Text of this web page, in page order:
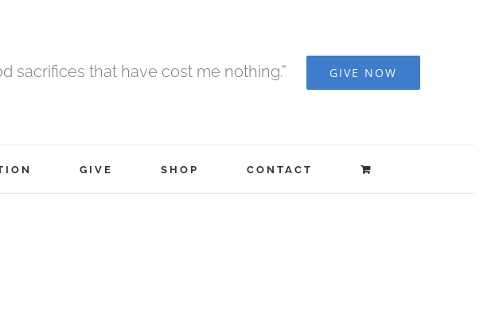
sacrifices that have cost me nothing.” GIVE NOW
GIVE SHOP CONTACT